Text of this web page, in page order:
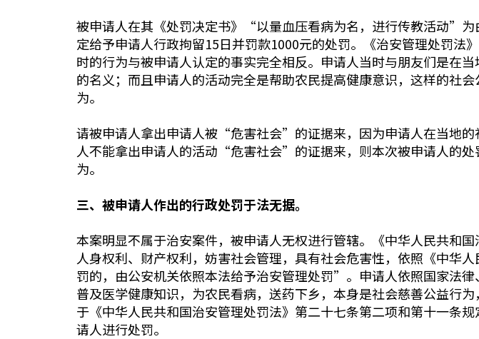
被申请人在其《处罚决定书》“以量血压看病为名，进行传教活动”
定给予申请人行政拘留15日并罚款1000元的处罚。《治安管理处罚
时的行为与被申请人认定的事实完全相反。申请人当时与朋友们是在
的名义；而且申请人的活动完全是帮助农民提高健康意识，这样的社
为。
请被申请人拿出申请人被“危害社会”的证据来，因为申请人在当地
人不能拿出申请人的活动“危害社会”的证据来，则本次被申请人的
为。
三、被申请人作出的行政处罚于法无据。
本案明显不属于治安案件，被申请人无权进行管辖。《中华人民共和
人身权利、财产权利，妨害社会管理，具有社会危害性，依照《中华
罚的，由公安机关依照本法给予治安管理处罚”。申请人依照国家法
普及医学健康知识，为农民看病，送药下乡，本身是社会慈善公益行
于《中华人民共和国治安管理处罚法》第二十七条第二项和第十一条
请人进行处罚。